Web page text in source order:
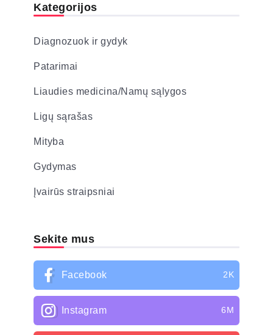
Kategorijos
Diagnozuok ir gydyk
Patarimai
Liaudies medicina/Namų sąlygos
Ligų sąrašas
Mityba
Gydymas
Įvairūs straipsniai
Sekite mus
Facebook 2K
Instagram 6M